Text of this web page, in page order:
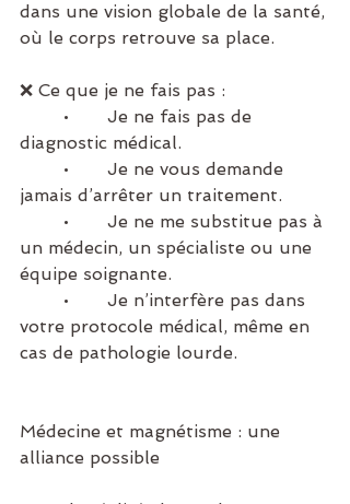
dans une vision globale de la santé,
où le corps retrouve sa place.
❌ Ce que je ne fais pas :
diagnostic médical.
jamais d’arrêter un traitement.
un médecin, un spécialiste ou une
équipe soignante.
votre protocole médical, même en
cas de pathologie lourde.
Médecine et magnétisme : une
alliance possible